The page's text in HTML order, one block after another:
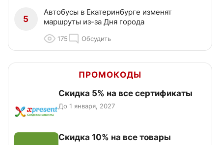
5
Автобусы в Екатеринбурге изменят
маршруты из-за Дня города
175 Обсудить
ПРОМОКОДЫ
Скидка 5% на все сертификаты
До 1 января, 2027
Скидка 10% на все товары